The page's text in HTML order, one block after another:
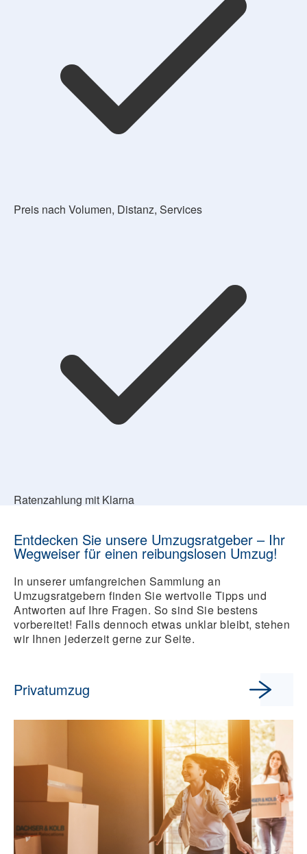
Preis nach Volumen, Distanz, Services
Ratenzahlung mit Klarna
Entdecken Sie unsere Umzugsratgeber – Ihr
Wegweiser für einen reibungslosen Umzug!
In unserer umfangreichen Sammlung an
Umzugsratgebern finden Sie wertvolle Tipps und
Antworten auf Ihre Fragen. So sind Sie bestens
vorbereitet! Falls dennoch etwas unklar bleibt, stehen
wir Ihnen jederzeit gerne zur Seite.
Privatumzug